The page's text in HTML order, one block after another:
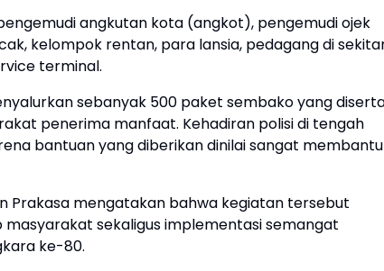
angkutan kota (angkot), pengemudi ojek
kelompok rentan, para lansia, pedagang di
terminal.
sebanyak 500 paket sembako yang
penerima manfaat. Kehadiran polisi di tengah
bantuan yang diberikan dinilai sangat membantu
Prakasa mengatakan bahwa kegiatan tersebut
sekaligus implementasi semangat
ke-80.